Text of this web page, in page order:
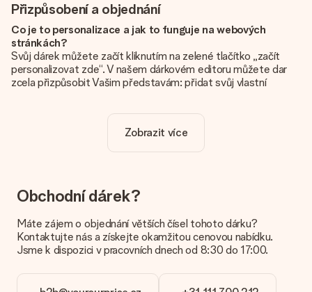
Přizpůsobení a objednání
Co je to personalizace a jak to funguje na webových
stránkách?
Svůj dárek můžete začít kliknutím na zelené tlačítko „začít
personalizovat zde“. V našem dárkovém editoru můžete dar
zcela přizpůsobit Vašim představám: přidat svůj vlastní
Je personalizace zahrnuta v ceně?
Jak zjistím, zda má moje fotografie správnou kvalitu?
spokojeni. Proto je důležité používat vysoce kvalitní
fotografie. Pokud si nejste jisti kvalitou snímku, kontaktujte
náš zákaznický servis a přiložte fotografii spolu s dárkem,
za vás!
Zobrazit více
Obchodní dárek?
Máte zájem o objednání větších čísel tohoto dárku?
Kontaktujte nás a získejte okamžitou cenovou nabídku.
Jsme k dispozici v pracovních dnech od 8:30 do 17:00.